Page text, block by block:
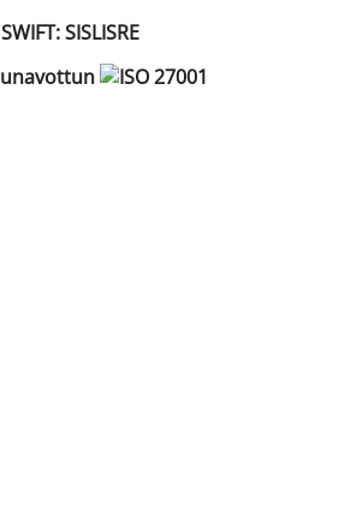
SWIFT: SISLISRE